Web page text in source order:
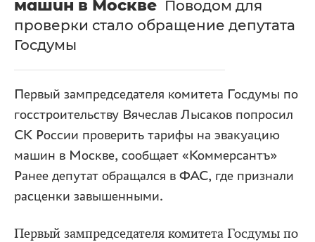
машин в Москве Поводом для
проверки стало обращение депутата
Госдумы
Первый зампредседателя комитета Госдумы по
госстроительству Вячеслав Лысаков попросил
СК России проверить тарифы на эвакуацию
машин в Москве, сообщает «Коммерсантъ»
Ранее депутат обращался в ФАС, где признали
расценки завышенными.
Первый зампредседателя комитета Госдумы по